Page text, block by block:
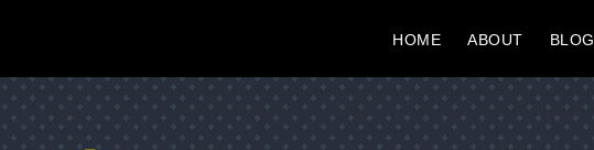
HOME ABOUT BLOG